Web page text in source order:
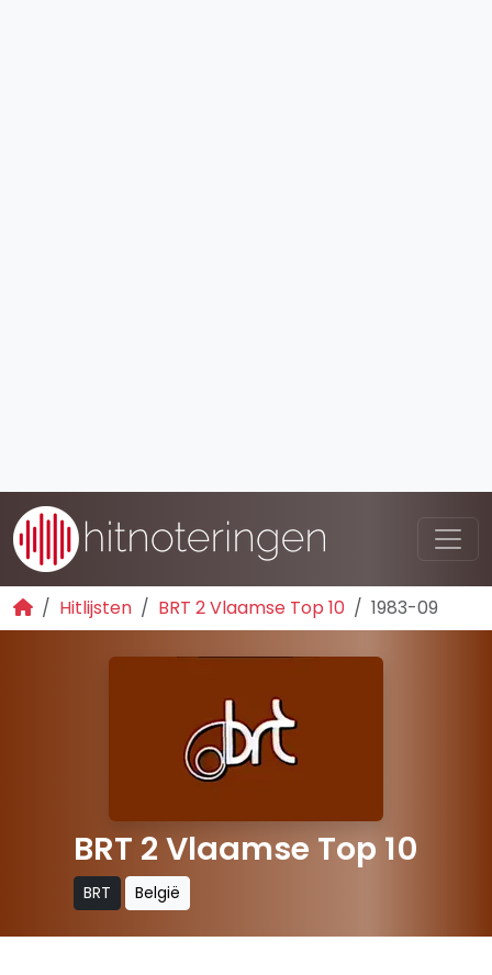
Hitlijsten BRT 2 Vlaamse Top 10 1983-09
BRT 2 Vlaamse Top 10
BRT België